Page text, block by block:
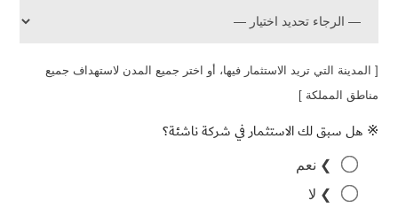
[ المدينة التي تريد الاستثمار فيها، أو اختر جميع المدن لاستهداف جميع
مناطق المملكة ]
※ هل سبق لك الاستثمار في شركة ناشئة؟
❯ نعم
❯ لا